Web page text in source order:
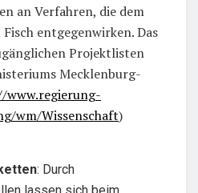
an Verfahren, die dem
entgegenwirken. Das
Projektlisten
Mecklenburg-
wm/Wissenschaft)
: Durch